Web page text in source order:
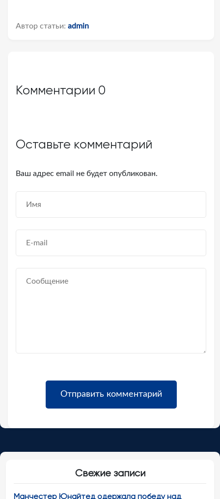
Автор статьи: admin
Комментарии 0
Оставьте комментарий
Ваш адрес email не будет опубликован.
Свежие записи
Манчестер Юнайтед одержала победу над